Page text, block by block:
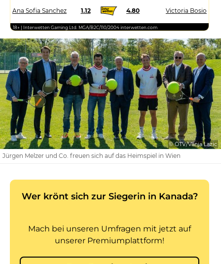
Ana Sofia Sanchez 1.12 4.80 Victoria Bosio
18+ | Interwetten Gaming Ltd. MGA/B2C/110/2004 interwetten.com
© ÖTV/Vanja Lazic
Jürgen Melzer und Co. freuen sich auf das Heimspiel in Wien